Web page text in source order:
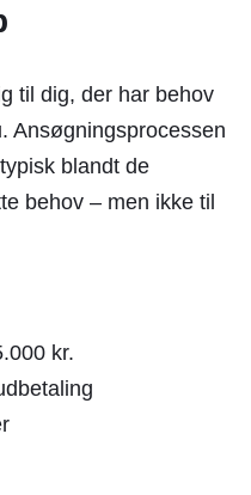
til dig, der har behov
Ansøgningsprocessen
blandt de
behov – men ikke til
kr.